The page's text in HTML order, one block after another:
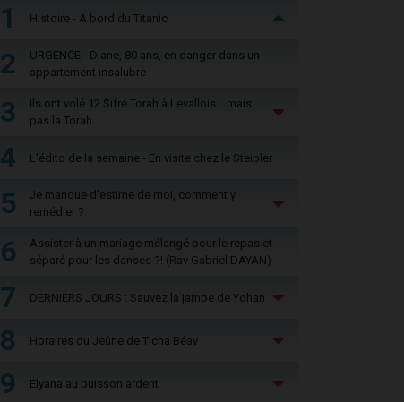
1 Histoire - À bord du Titanic
2
URGENCE - Diane, 80 ans, en danger dans un
appartement insalubre
3
Ils ont volé 12 Sifré Torah à Levallois… mais
pas la Torah
4 L'édito de la semaine - En visite chez le Steipler
5
Je manque d'estime de moi, comment y
remédier ?
6
Assister à un mariage mélangé pour le repas et
séparé pour les danses ?! (Rav Gabriel DAYAN)
7 DERNIERS JOURS : Sauvez la jambe de Yohan
8 Horaires du Jeûne de Ticha Béav
9 Elyana au buisson ardent